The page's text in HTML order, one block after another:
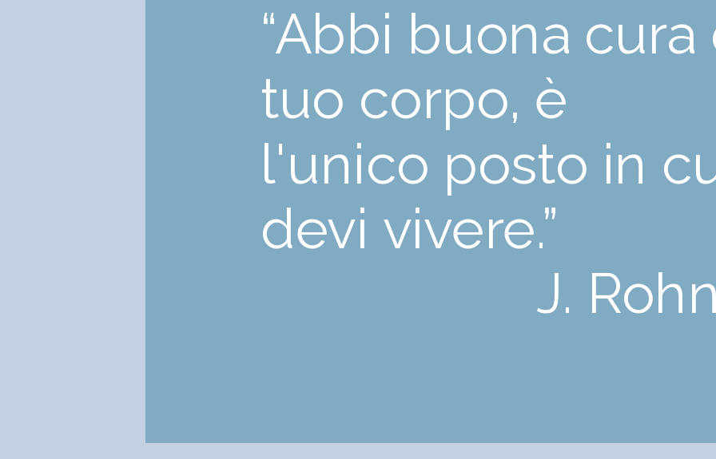
“Abbi buona
tuo corpo, è
l'unico posto in
devi vivere.”
J.